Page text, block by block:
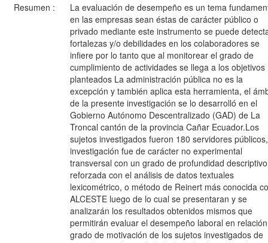
Resumen :
La evaluación de desempeño es un tema
en las empresas sean éstas de carácter público o
privado mediante este instrumento se puede
fortalezas y/o debilidades en los colaboradores se
infiere por lo tanto que al monitorear el grado de
cumplimiento de actividades se llega a los objetivos
planteados La administración pública no es la
excepción y también aplica esta herramienta, el
de la presente investigación se lo desarrolló en el
Gobierno Autónomo Descentralizado (GAD) de La
Troncal cantón de la provincia Cañar Ecuador.Los
sujetos investigados fueron 180 servidores
investigación fue de carácter no experimental
transversal con un grado de profundidad descriptivo
reforzada con el análisis de datos textuales
lexicométrico, o método de Reinert más conocida
ALCESTE luego de lo cual se presentaran y se
analizarán los resultados obtenidos mismos que
permitirán evaluar el desempeño laboral en
grado de motivación de los sujetos investigados de